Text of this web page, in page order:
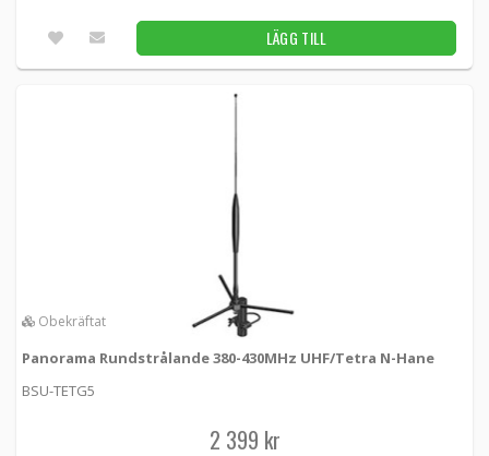
LÄGG TILL
Obekräftat
Panorama Rundstrålande 380-430MHz UHF/Tetra N-Hane
BSU-TETG5
2 399 kr